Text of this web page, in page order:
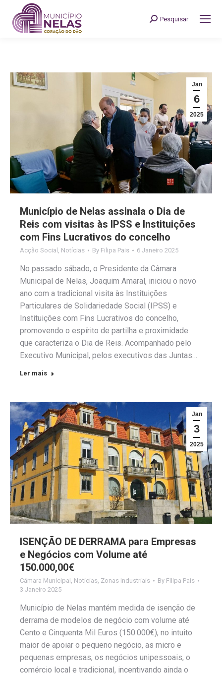
Search:
Pesquisar
Jan
6
2025
Município de Nelas assinala o Dia de
Reis com visitas às IPSS e Instituições
com Fins Lucrativos do concelho
Acção Social , Notícias By Filipa Pais 6 Janeiro 2025
No passado sábado, o Presidente da Câmara
Municipal de Nelas, Joaquim Amaral, iniciou o novo
ano com a tradicional visita às Instituições
Particulares de Solidariedade Social (IPSS) e
Instituições com Fins Lucrativos do concelho,
promovendo o espírito de partilha e proximidade
que caracteriza o Dia de Reis. Acompanhado pelo
Executivo Municipal, pelos executivos das Juntas…
Ler mais
Jan
3
2025
ISENÇÃO DE DERRAMA para Empresas
e Negócios com Volume até
150.000,00€
Câmara Municipal Notícias Zonas Industriais By Filipa Pais
3 Janeiro 2025
Município de Nelas mantém medida de isenção de
derrama de modelos de negócio com volume até
Cento e Cinquenta Mil Euros (150.000€), no intuito
maior de apoiar o pequeno negócio, as micro e
pequenas empresas, os negócios unipessoais, o
comércio local e tradicional, incentivando ainda o